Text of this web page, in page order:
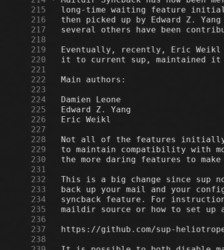
    215
    216
    217
    218
    219
    220
    221
    222
    223
    224
    225
    226
    227
    228
    229
    230
    231
    232
    233
    234
    235
    236
    237
    238